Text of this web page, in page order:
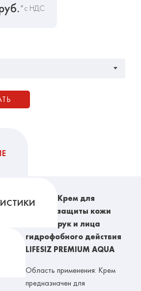
*с НДС
Крем для
защиты кожи
рук и лица
гидрофобного действия
LIFESIZ PREMIUM AQUA
Область применения: Крем
предназначен для